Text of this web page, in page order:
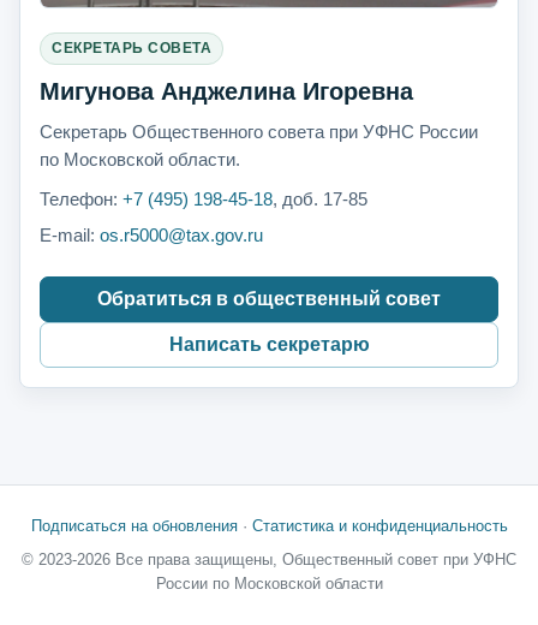
СЕКРЕТАРЬ СОВЕТА
Мигунова Анджелина Игоревна
Секретарь Общественного совета при УФНС России
по Московской области.
Телефон: +7 (495) 198-45-18, доб. 17-85
E-mail: os.r5000@tax.gov.ru
Обратиться в общественный совет
Написать секретарю
Подписаться на обновления· Статистика и конфиденциальность
© 2023-2026 Все права защищены, Общественный совет при УФНС
России по Московской области